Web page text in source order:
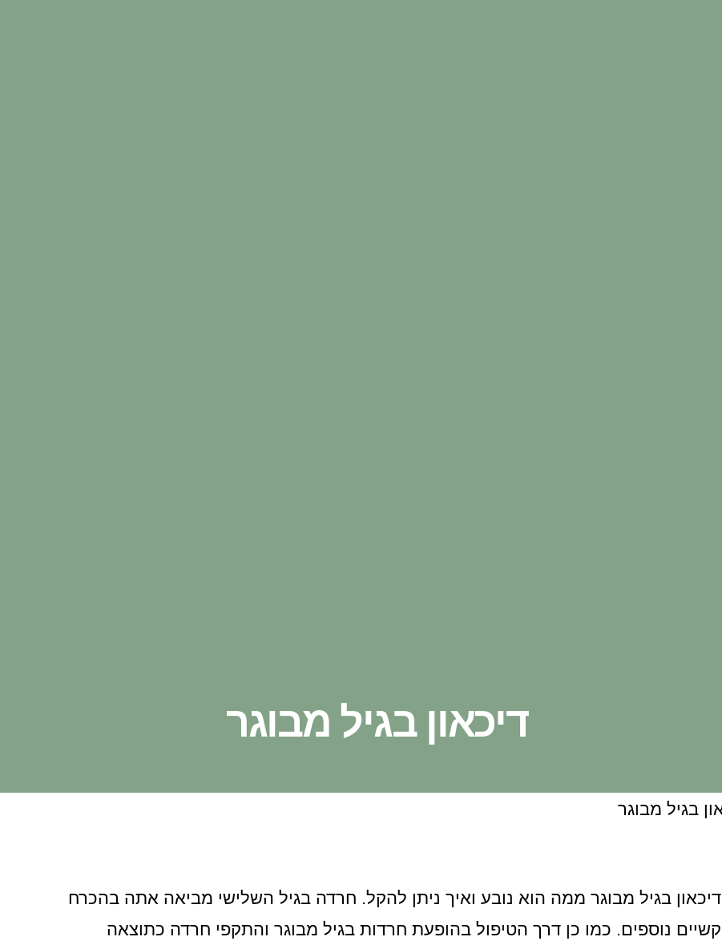
דיכאון בגיל מבוגר
דיכאון בגיל מבוגר ממה הוא נובע ואיך ניתן להקל. חרדה בגיל השלישי מביאה אתה בהכרח
קשיים נוספים. כמו כן דרך הטיפול בהופעת חרדות בגיל מבוגר והתקפי חרדה כתוצאה